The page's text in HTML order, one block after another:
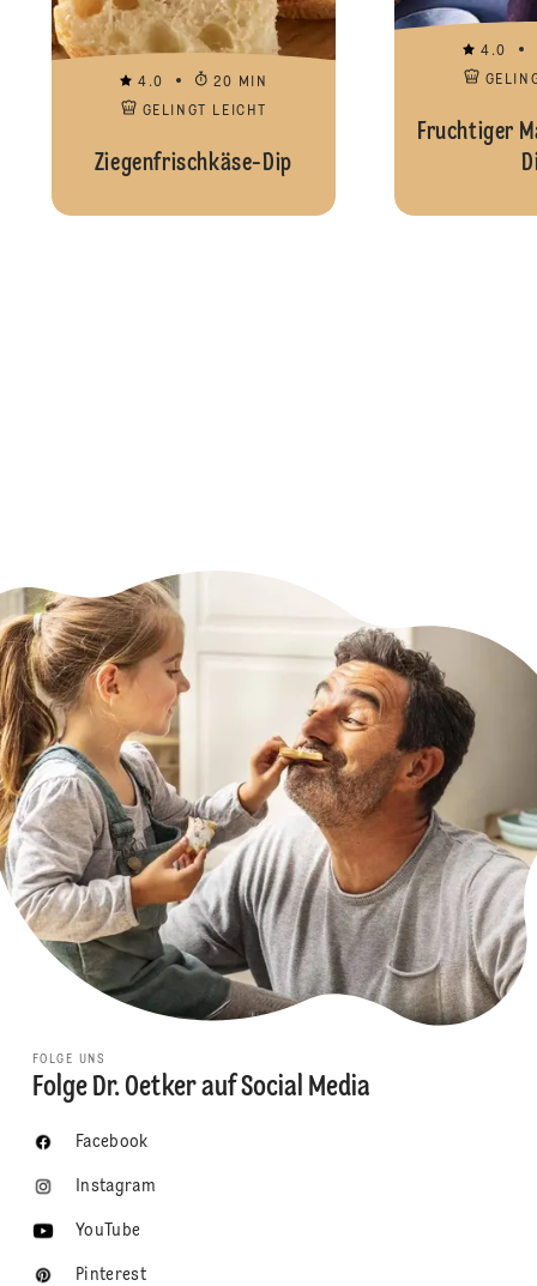
4.0
20 MIN
GELINGT LEICHT
Ziegenfrischkäse-Dip
4.0
Fruchtiger
FOLGE UNS
Folge Dr. Oetker auf Social Media
Facebook
Instagram
YouTube
Pinterest